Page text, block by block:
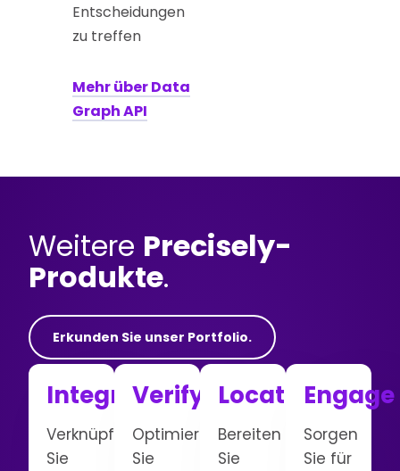
Entscheidungen
zu treffen
Mehr über Data
Graph API
Weitere Precisely-
Produkte.
Erkunden Sie unser Portfolio.
Integrate
Verknüpfen
Sie
Verify
Optimieren
Sie
Locate
Bereiten
Sie
Engage
Sorgen
Sie für